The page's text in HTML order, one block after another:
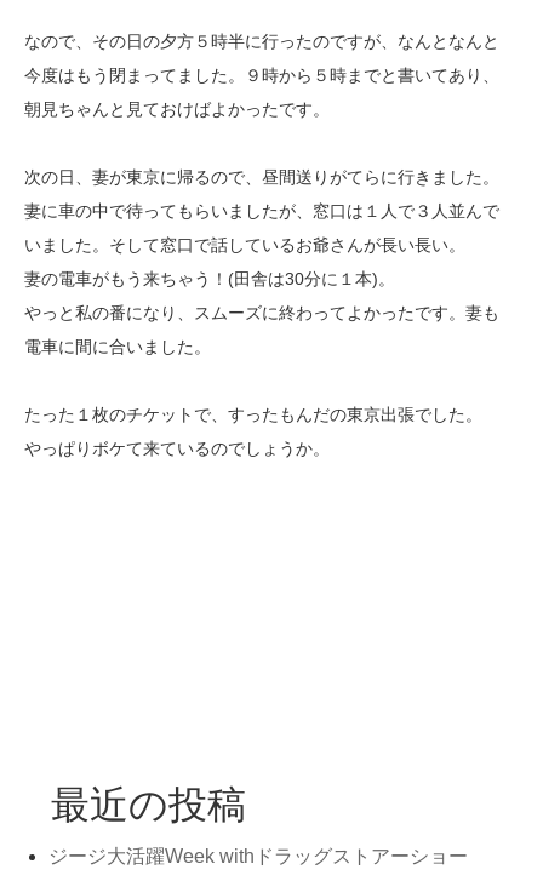
なので、その日の夕方５時半に行ったのですが、なんとなんと
今度はもう閉まってました。９時から５時までと書いてあり、
朝見ちゃんと見ておけばよかったです。
次の日、妻が東京に帰るので、昼間送りがてらに行きました。
妻に車の中で待ってもらいましたが、窓口は１人で３人並んで
いました。そして窓口で話しているお爺さんが長い長い。
妻の電車がもう来ちゃう！(田舎は30分に１本)。
やっと私の番になり、スムーズに終わってよかったです。妻も
電車に間に合いました。
たった１枚のチケットで、すったもんだの東京出張でした。
やっぱりボケて来ているのでしょうか。
最近の投稿
ジージ大活躍Week withドラッグストアーショー